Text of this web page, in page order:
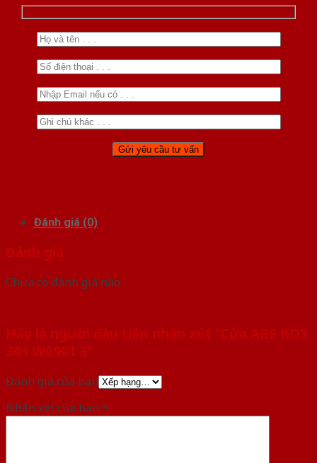
Đánh giá (0)
Đánh giá
Chưa có đánh giá nào.
Hãy là người đầu tiên nhận xét “Cửa ABS KOS
301 W0901 3”
Đánh giá của bạn
Nhận xét của bạn *